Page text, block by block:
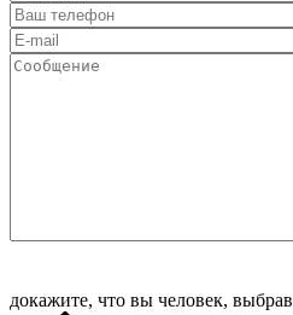
докажите, что вы человек, выбрав